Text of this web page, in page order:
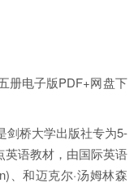
册电子版PDF+网盘下
剑桥大学出版社专为5-
英语教材，由国际英语
、和迈克尔·汤姆林森